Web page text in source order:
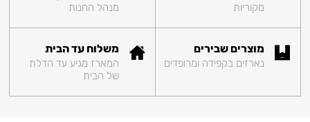
מקוריות
מנהל החנות
מוצרים שבירים
נארזים בקפידה ומרופדים
משלוח עד הבית
המארז מגיע עד הדלת
של הבית